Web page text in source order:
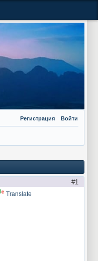
Translate
Регистрация Войти
1